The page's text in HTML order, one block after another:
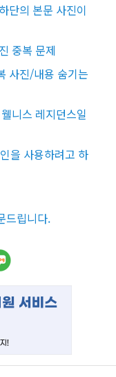
단의 본문 사진이
중복 문제
사진/내용 숨기는
니스 레지던스일
을 사용하려고 하
드립니다.